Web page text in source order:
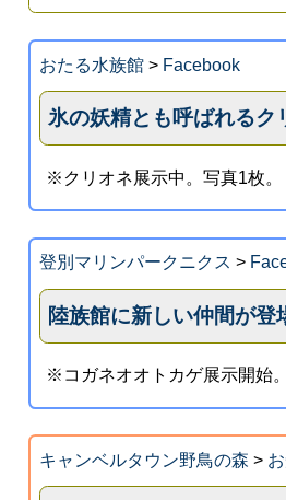
おたる水族館> Facebook
氷の妖精とも呼ばれるク
※クリオネ展示中。写真1枚。
登別マリンパークニクス >
陸族館に新しい仲間が登
※コガネオオトカゲ展示開始
キャンベルタウン野鳥の森 >